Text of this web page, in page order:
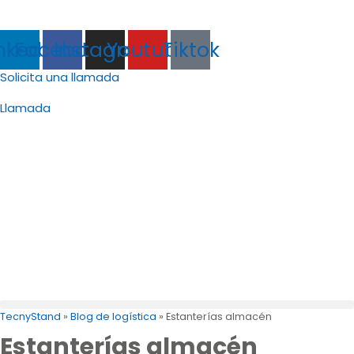
Facebook
Instagram
YoutubeTiktok
Solicita una llamada
Llamada
TecnyStand » Blog de logística » Estanterías almacén
Estanterías almacén